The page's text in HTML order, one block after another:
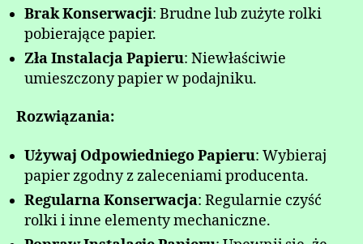
Brak Konserwacji: Brudne lub zużyte rolki
pobierające papier.
Zła Instalacja Papieru: Niewłaściwie
umieszczony papier w podajniku.
Rozwiązania:
Używaj Odpowiedniego Papieru: Wybieraj
papier zgodny z zaleceniami producenta.
Regularna Konserwacja: Regularnie czyść
rolki i inne elementy mechaniczne.